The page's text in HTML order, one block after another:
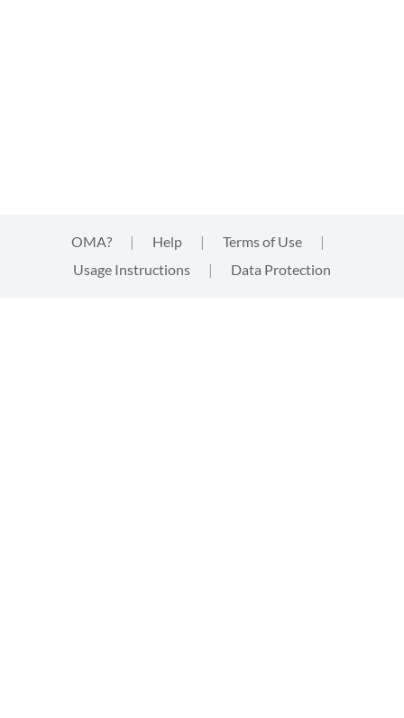
OMA? | Help | Terms of Use
|
Usage Instructions
| Data Protection